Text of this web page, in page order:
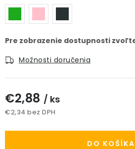
Kontakt / Právne údaje
Možnosti doručenia
€2,88 / ks
€2,34 bez DPH
DO KOŠÍKA